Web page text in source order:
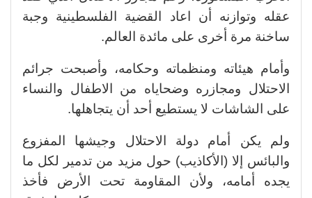
عقله وتوازنه أن اعاد القضية الفلسطينية وجبة
ساخنة مرة أخرى على مائدة العالم.
وأمام هيئاته ومنظماته وحكامه، وأصبحت جرائم
الاحتلال ومجازره وضحاياه من الاطفال والنساء
على الشاشات لا يستطيع أحد أن يتجاهلها.
ولم يكن أمام دولة الاحتلال وجيشها المفزوع
والبائس إلا (الأكاذيب) حول مزيد من تدمير لكل ما
يجده أمامه، ولأن المقاومة تحت الأرض فأخذ